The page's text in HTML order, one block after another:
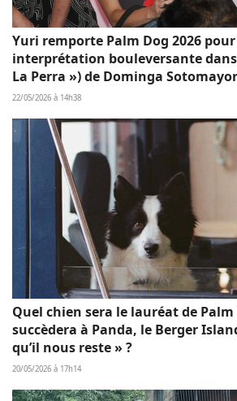
Yuri remporte Palm Dog 2026
interprétation bouleversante dans
La Perra ») de Dominga Sotomayor
22/05/2026 à 14h38
Quel chien sera le lauréat de Palm
succèdera à Panda, le Berger
qu’il nous reste » ?
20/05/2026 à 17h14